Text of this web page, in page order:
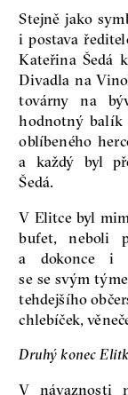
Stejně jako
i postava
Kateřina Šedá
Divadla na
továrny na
hodnotný balík
oblíbeného
a každý byl
Šedá.
V Elitce byl
bufet, neboli
a dokonce i
se se svým
tehdejšího
chlebíček,
Druhý konec
V návaznosti